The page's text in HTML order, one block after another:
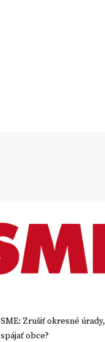
SME: Zrušiť okresné úrady,
spájať obce?